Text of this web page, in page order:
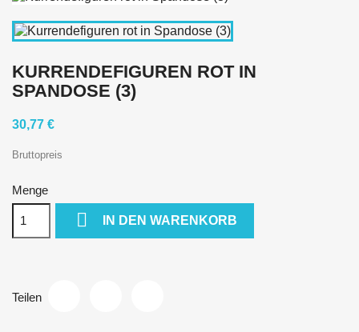
KURRENDEFIGUREN ROT IN
SPANDOSE (3)
30,77 €
Bruttopreis
Menge
 IN DEN WARENKORB
Teilen